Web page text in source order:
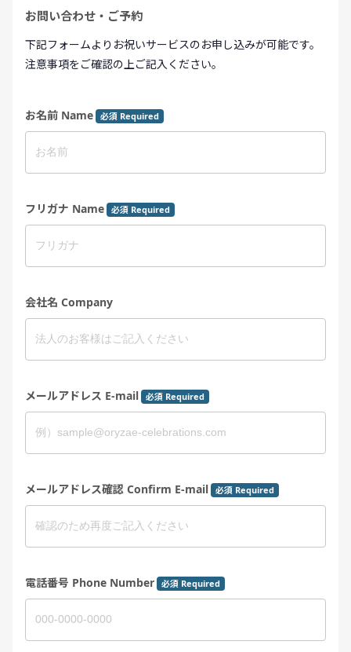
お問い合わせ・ご予約
下記フォームよりお祝いサービスのお申し込みが可能です。
注意事項をご確認の上ご記入ください。
お名前 Name 必須 Required
フリガナ Name 必須 Required
会社名 Company
メールアドレス E-mail 必須 Required
メールアドレス確認 Confirm E-mail 必須 Required
電話番号 Phone Number 必須 Required